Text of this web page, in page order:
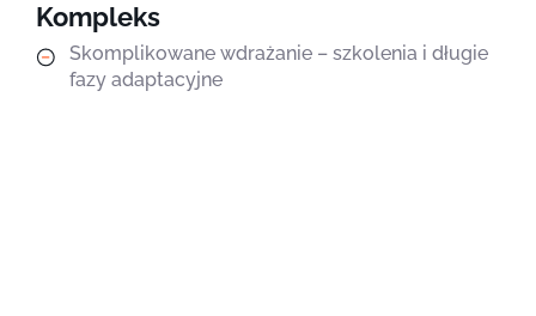
Kompleks
Skomplikowane wdrażanie – szkolenia i długie
fazy adaptacyjne